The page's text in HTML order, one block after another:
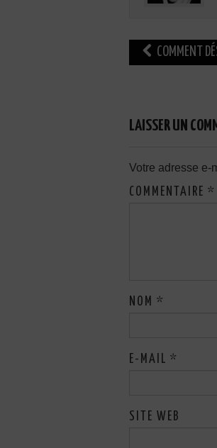
Navigation
des
COMMENT
LAISSER UN
Votre adresse e-
COMMENTAIRE *
NOM *
E-MAIL *
SITE WEB